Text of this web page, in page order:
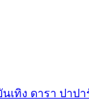
เทิง ดารา ปาป